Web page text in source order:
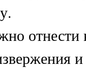
отнести
и